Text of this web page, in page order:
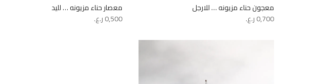
معجون حناء مزيونه … للارجل
0,700ر.ع.
معصار حناء مزيونه … لليد
0,500ر.ع.